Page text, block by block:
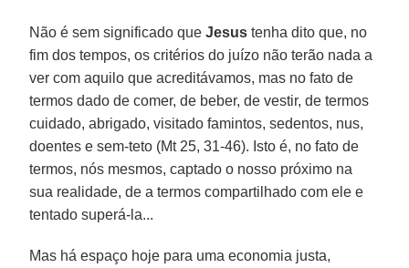
Não é sem significado queJesus tenha dito que, no
fim dos tempos, os critérios do juízo não terão nada a
ver com aquilo que acreditávamos, mas no fato de
termos dado de comer, de beber, de vestir, de termos
cuidado, abrigado, visitado famintos, sedentos, nus,
doentes e sem-teto (Mt 25, 31-46). Isto é, no fato de
termos, nós mesmos, captado o nosso próximo na
sua realidade, de a termos compartilhado com ele e
tentado superá-la...
Mas há espaço hoje para uma economia justa,